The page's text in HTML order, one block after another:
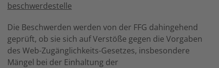
beschwerdestelle
Die Beschwerden werden von der FFG dahingehend
geprüft, ob sie sich auf Verstöße gegen die Vorgaben
des Web-Zugänglichkeits-Gesetzes, insbesondere
Mängel bei der Einhaltung der